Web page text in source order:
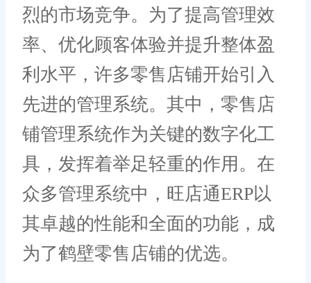
烈的市场竞争。为了提高管理效
率、优化顾客体验并提升整体盈
利水平，许多零售店铺开始引入
先进的管理系统。其中，零售店
铺管理系统作为关键的数字化工
具，发挥着举足轻重的作用。在
众多管理系统中，旺店通ERP以
其卓越的性能和全面的功能，成
为了鹤壁零售店铺的优选。